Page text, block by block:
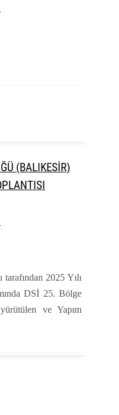
(BALIKESİR)
2025 Yılı
DSİ 25. Bölge
ve Yapım